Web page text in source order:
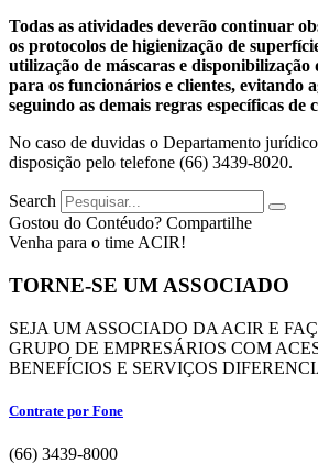
Todas as atividades deverão continuar
os protocolos de higienização de
utilização de máscaras e disponibilização
para os funcionários e clientes, evitando
seguindo as demais regras específicas de
No caso de duvidas o Departamento
disposição pelo telefone (66) 3439-8020.
Search
Gostou do Contéudo? Compartilhe
Venha para o time ACIR!
TORNE-SE UM ASSOCIADO
SEJA UM ASSOCIADO DA ACIR E
GRUPO DE EMPRESÁRIOS COM
BENEFÍCIOS E SERVIÇOS
Contrate por Fone
(66) 3439-8000